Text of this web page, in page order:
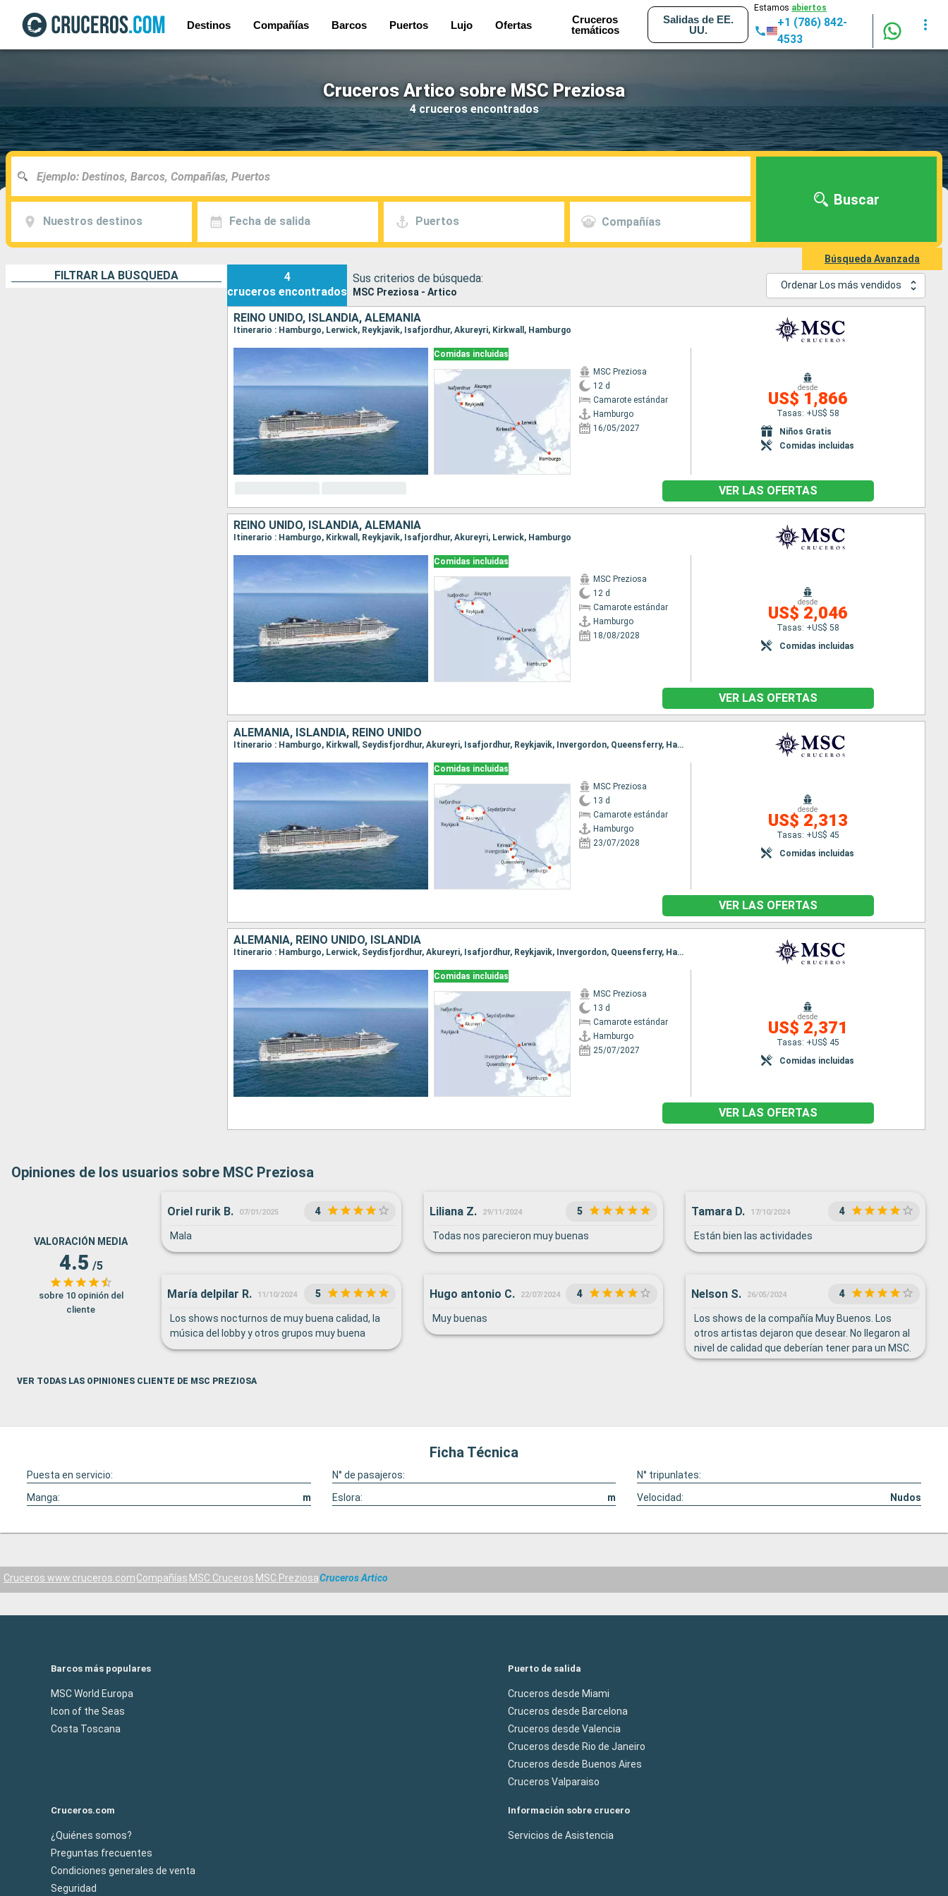
Destinos Compañías Barcos Puertos Lujo Ofertas
Cruceros
temáticos
Salidas de EE.
UU.
Estamos abiertos
+1 (786) 842-
4533
Cruceros Artico sobre MSC Preziosa
4 cruceros encontrados
Nuestros destinos Fecha de salida Puertos Compañías
Buscar
Búsqueda Avanzada
FILTRAR LA BÚSQUEDA
4
cruceros encontrados
Sus criterios de búsqueda:
MSC Preziosa - Artico
Ordenar Los más vendidos
REINO UNIDO, ISLANDIA, ALEMANIA
Itinerario : Hamburgo, Lerwick, Reykjavik, Isafjordhur, Akureyri, Kirkwall, Hamburgo
Comidas incluidas
MSC Preziosa
12 d
Camarote estándar
Hamburgo
16/05/2027
desde
US$ 1,866
Tasas: +US$ 58
Niños Gratis
Comidas incluidas
VER LAS OFERTAS
REINO UNIDO, ISLANDIA, ALEMANIA
Itinerario : Hamburgo, Kirkwall, Reykjavik, Isafjordhur, Akureyri, Lerwick, Hamburgo
Comidas incluidas
MSC Preziosa
12 d
Camarote estándar
Hamburgo
18/08/2028
desde
US$ 2,046
Tasas: +US$ 58
Comidas incluidas
VER LAS OFERTAS
ALEMANIA, ISLANDIA, REINO UNIDO
Itinerario : Hamburgo, Kirkwall, Seydisfjordhur, Akureyri, Isafjordhur, Reykjavik, Invergordon, Queensferry, Hamburgo
Comidas incluidas
MSC Preziosa
13 d
Camarote estándar
Hamburgo
23/07/2028
desde
US$ 2,313
Tasas: +US$ 45
Comidas incluidas
VER LAS OFERTAS
ALEMANIA, REINO UNIDO, ISLANDIA
Itinerario : Hamburgo, Lerwick, Seydisfjordhur, Akureyri, Isafjordhur, Reykjavik, Invergordon, Queensferry, Hamburgo
Comidas incluidas
MSC Preziosa
13 d
Camarote estándar
Hamburgo
25/07/2027
desde
US$ 2,371
Tasas: +US$ 45
Comidas incluidas
VER LAS OFERTAS
Opiniones de los usuarios sobre MSC Preziosa
VALORACIÓN MEDIA
4.5 /5
sobre 10 opinión del
cliente
Oriel rurik B. 07/01/2025 4
Mala
Liliana Z. 29/11/2024 5
Todas nos parecieron muy buenas
Tamara D. 17/10/2024 4
Están bien las actividades
María delpilar R. 11/10/2024 5
Los shows nocturnos de muy buena calidad, la
música del lobby y otros grupos muy buena
Hugo antonio C. 22/07/2024 4
Muy buenas
Nelson S. 26/05/2024 4
Los shows de la compañía Muy Buenos. Los
otros artistas dejaron que desear. No llegaron al
nivel de calidad que deberían tener para un MSC.
Lose servicios buenos, pero deberían "atender
VER TODAS LAS OPINIONES CLIENTE DE MSC PREZIOSA
Ficha Técnica
Puesta en servicio: N° de pasajeros:
N° tripunlates:
Manga:
m Eslora: m Velocidad: Nudos
Cruceros www.cruceros.comCompañías MSC Cruceros MSC PreziosaCruceros Artico
Barcos más populares
MSC World Europa
Icon of the Seas
Costa Toscana
Puerto de salida
Cruceros desde Miami
Cruceros desde Barcelona
Cruceros desde Valencia
Cruceros desde Rio de Janeiro
Cruceros desde Buenos Aires
Cruceros Valparaiso
Cruceros.com
¿Quiénes somos?
Preguntas frecuentes
Condiciones generales de venta
Seguridad
Información sobre crucero
Servicios de Asistencia